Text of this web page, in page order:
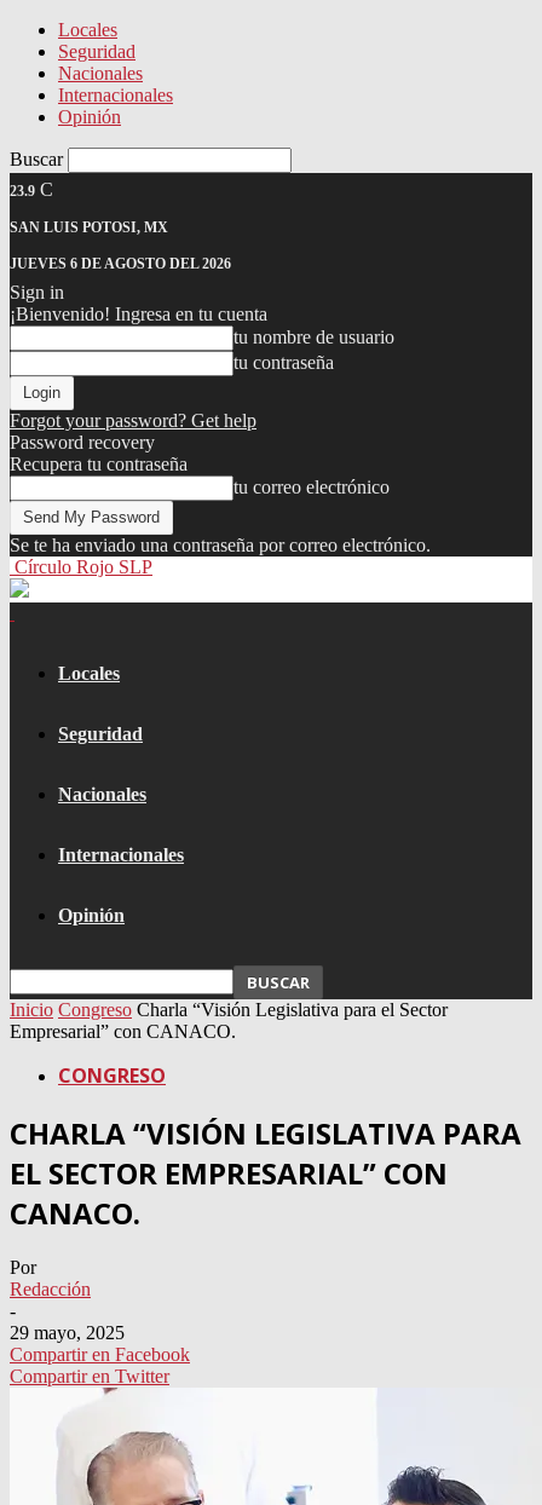
Locales
Seguridad
Nacionales
Internacionales
Opinión
Buscar
23.9 C
SAN LUIS POTOSI, MX
JUEVES 6 DE AGOSTO DEL 2026
Sign in
¡Bienvenido! Ingresa en tu cuenta
tu nombre de usuario
tu contraseña
Forgot your password? Get help
Password recovery
Recupera tu contraseña
tu correo electrónico
Se te ha enviado una contraseña por correo electrónico.
Círculo Rojo SLP
Locales
Seguridad
Nacionales
Internacionales
Opinión
Inicio Congreso Charla “Visión Legislativa para el Sector
Empresarial” con CANACO.
CONGRESO
CHARLA “VISIÓN LEGISLATIVA PARA
EL SECTOR EMPRESARIAL” CON
CANACO.
Por
Redacción
-
29 mayo, 2025
Compartir en Facebook
Compartir en Twitter